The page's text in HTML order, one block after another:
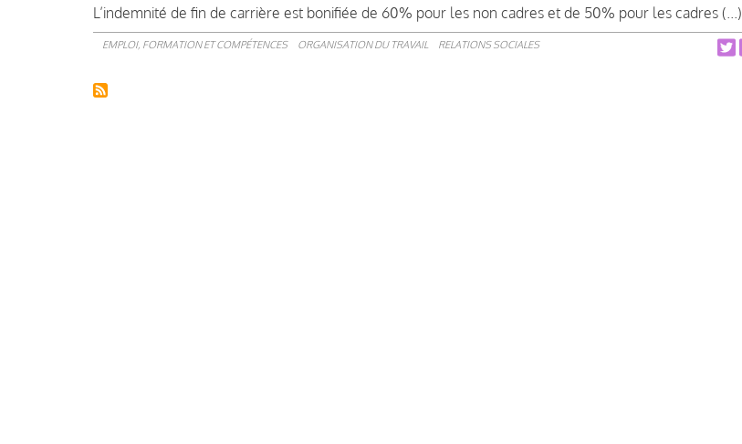
L’indemnité de fin de carrière est bonifiée de 60% pour les non cadres et de 50% pour les cadres (...)
EMPLOI, FORMATION ET COMPÉTENCES ORGANISATION DU TRAVAIL RELATIONS SOCIALES